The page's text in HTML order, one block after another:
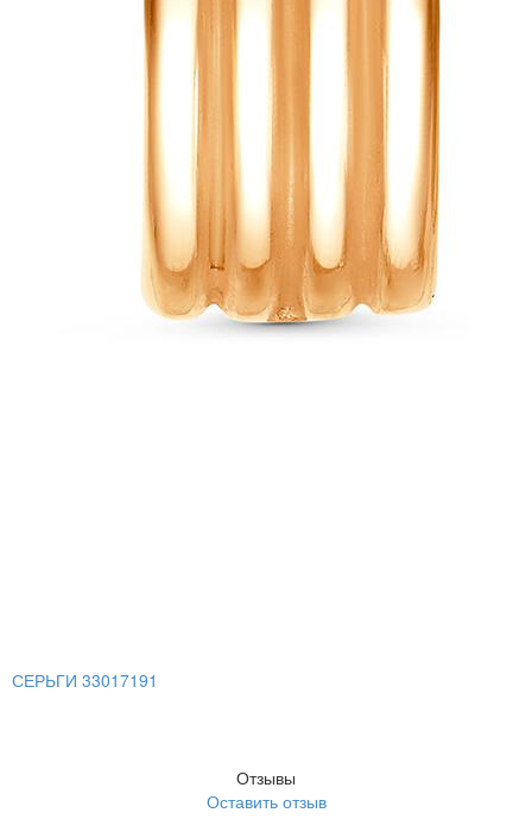
СЕРЬГИ 33017191
Отзывы
Оставить отзыв